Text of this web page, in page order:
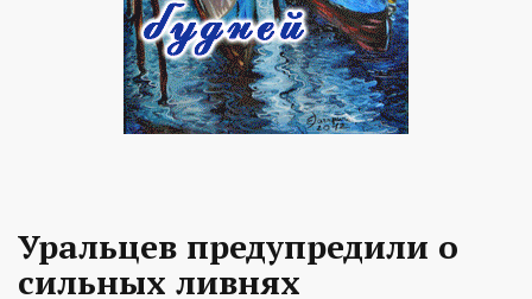
Уральцев предупредили о
сильных ливнях